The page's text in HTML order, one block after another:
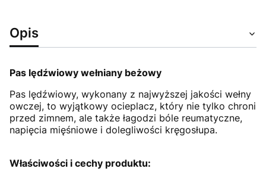
Opis
Pas lędźwiowy wełniany beżowy
Pas lędźwiowy, wykonany z najwyższej jakości wełny
owczej, to wyjątkowy ocieplacz, który nie tylko chroni
przed zimnem, ale także łagodzi bóle reumatyczne,
napięcia mięśniowe i dolegliwości kręgosłupa.
Właściwości i cechy produktu: